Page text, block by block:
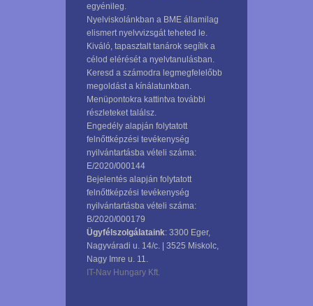
egyénileg.
Nyelviskolánkban a BME államilag
elismert nyelvvizsgát teheted le.
Kiváló, tapasztalt tanárok segítik a
célod elérését a nyelvtanulásban.
Keresd a számodra legmegfelelőbb
megoldást a kínálatunkban.
Menüpontokra kattintva további
részleteket találsz.
Engedély alapján folytatott
felnőttképzési tevékenység
nyilvántartásba vételi száma:
E/2020/000144
Bejelentés alapján folytatott
felnőttképzési tevékenység
nyilvántartásba vételi száma:
B/2020/000179
Ügyfélszolgálataink: 3300 Eger,
Nagyváradi u. 14/c. | 3525 Miskolc,
Nagy Imre u. 11.
IT-Nav Hungary Kft.